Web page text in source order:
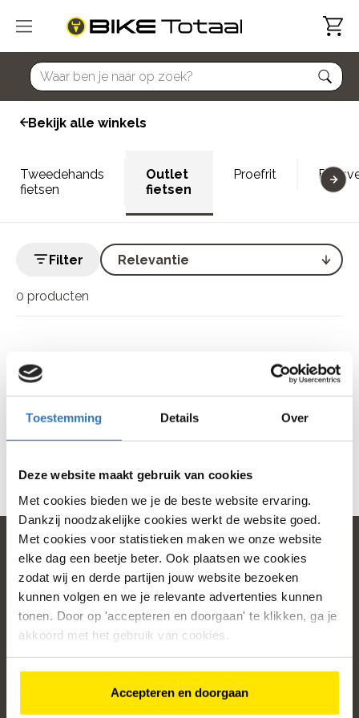
Toestemming Details Over
Deze website maakt gebruik van cookies
Met cookies bieden we je de beste website ervaring.
Dankzij noodzakelijke cookies werkt de website goed.
Met cookies voor statistieken maken we onze website
elke dag een beetje beter. Ook plaatsen we cookies
zodat wij en derde partijen jouw website bezoeken
kunnen volgen en we je relevante advertenties kunnen
tonen. Door op 'accepteren en doorgaan' te klikken, ga je
akkoord met het gebruik van cookies.
Accepteren en doorgaan
home
Bekijk alle winkels
Tweedehands
fietsen
Outlet
fietsen
Proefrit
0 producten
Filter
Geen producten gevonden die voldoen aan je selectie
home
Populaire categorieën
Onze service
Klantenservice